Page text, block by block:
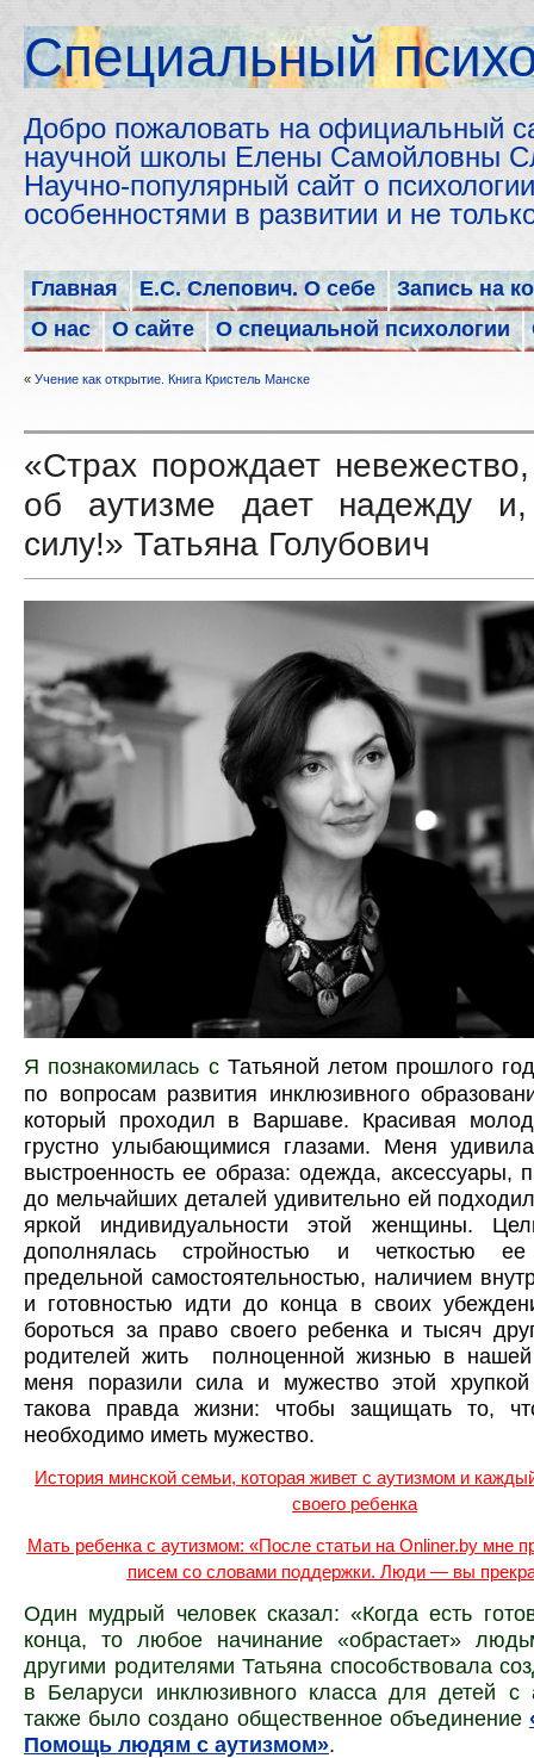
Cпециальный
Добро пожаловать на официальный
научной школы Елены Самойловны
Научно-популярный сайт о
особенностями в развитии и не
Главная Е.С. Слепович. О себе
Запись на
О нас
О сайте О специальной психологии
« Учение как открытие. Книга Кристель Манске
«Страх порождает
об аутизме дает надежду и,
силу!» Татьяна Голубович
Я познакомилась с Татьяной летом прошлого
по вопросам развития инклюзивного
который проходил в Варшаве. Красивая
грустно улыбающимися глазами. Меня удивила
выстроенность ее образа: одежда, аксессуары,
до мельчайших деталей удивительно ей
яркой индивидуальности этой женщины.
дополнялась стройностью и четкостью
предельной самостоятельностью, наличием
и готовностью идти до конца в своих
бороться за право своего ребенка и тысяч
родителей жить полноценной жизнью в нашей
меня поразили сила и мужество этой
такова правда жизни: чтобы защищать то,
необходимо иметь мужество.
История минской семьи, которая живет с аутизмом и
своего ребенка
Мать ребенка с аутизмом: «После статьи на Onliner.by мне
писем со словами поддержки. Люди — вы
Один мудрый человек сказал: «Когда есть
конца, то любое начинание «обрастает»
другими родителями Татьяна способствовала
в Беларуси инклюзивного класса для детей с
также было создано общественное объединение
Помощь людям с аутизмом».